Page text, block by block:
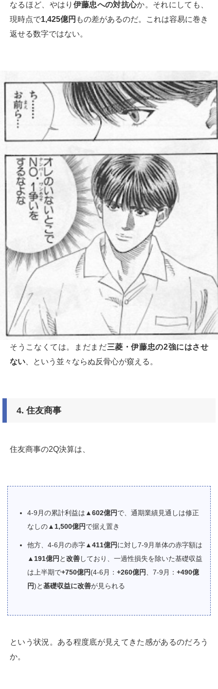
なるほど、やはり 伊藤忠への対抗心か。それにしても、
現時点で1,425億円 もの差があるのだ。これは容易に巻き
返せる数字ではない。
そうこなくては。まだまだ三菱・伊藤忠の2強にはさせ
ない、という並々ならぬ反骨心が窺える。
4. 住友商事
住友商事の2Q決算は、
4-9月の累計利益は ▲602億円で、通期業績見通しは修正
なしの▲1,500億円で据え置き
他方、4-6月の赤字▲411億円に対し7-9月単体の赤字額は
▲191億円 と改善しており、一過性損失を除いた基礎収益
は上半期で+750億円(4-6月： +260億円、7-9月： +490億
円)と基礎収益に改善が見られる
という状況。ある程度底が見えてきた感があるのだろう
か。